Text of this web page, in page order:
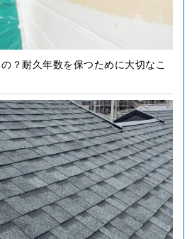
？耐久年数を保つために大切なこ